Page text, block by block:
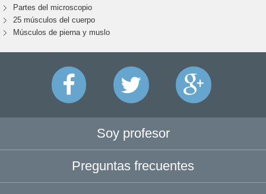
Partes del microscopio
25 músculos del cuerpo
Músculos de pierna y muslo
Soy profesor
Preguntas frecuentes